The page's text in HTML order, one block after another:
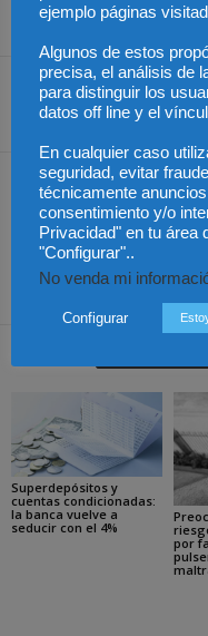
Internacionales UCM
Share
Artículo anterior
Los preferentistas con
contratos nulos no
tendrán que devolver
intereses percibidos
Superdepósitos y
cuentas condicionadas:
la banca vuelve a
seducir con el 4%
por
ejemplo páginas
Algunos de estos
precisa, el análisis de
para distinguir los
datos off line y el
En cualquier caso
seguridad, evitar
técnicamente
consentimiento y/o
Privacidad" en tu área
"Configurar"..
No venda mi
Configurar